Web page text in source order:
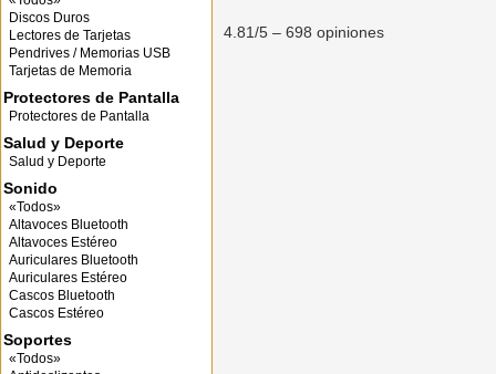
Discos Duros
Lectores de Tarjetas
Pendrives / Memorias USB
Tarjetas de Memoria
Protectores de Pantalla
Protectores de Pantalla
Salud y Deporte
Salud y Deporte
Sonido
«Todos»
Altavoces Bluetooth
Altavoces Estéreo
Auriculares Bluetooth
Auriculares Estéreo
Cascos Bluetooth
Cascos Estéreo
Soportes
«Todos»
4.81/5 – 698 opiniones